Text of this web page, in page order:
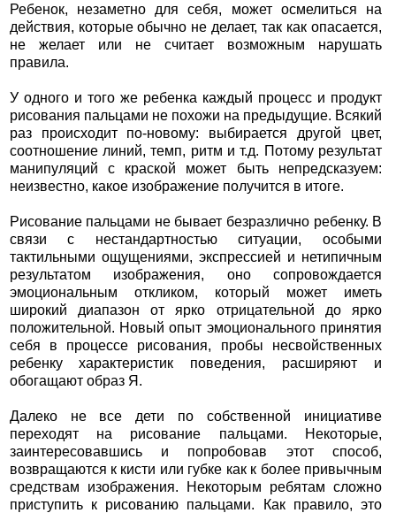
Ребенок, незаметно для себя, может осмелиться на
действия, которые обычно не делает, так как опасается,
не желает или не считает возможным нарушать
правила.
У одного и того же ребенка каждый процесс и продукт
рисования пальцами не похожи на предыдущие. Всякий
раз происходит по-новому: выбирается другой цвет,
соотношение линий, темп, ритм и т.д. Потому результат
манипуляций с краской может быть непредсказуем:
неизвестно, какое изображение получится в итоге.
Рисование пальцами не бывает безразлично ребенку. В
связи с нестандартностью ситуации, особыми
тактильными ощущениями, экспрессией и нетипичным
результатом изображения, оно сопровождается
эмоциональным откликом, который может иметь
широкий диапазон от ярко отрицательной до ярко
положительной. Новый опыт эмоционального принятия
себя в процессе рисования, пробы несвойственных
ребенку характеристик поведения, расширяют и
обогащают образ Я.
Далеко не все дети по собственной инициативе
переходят на рисование пальцами. Некоторые,
заинтересовавшись и попробовав этот способ,
возвращаются к кисти или губке как к более привычным
средствам изображения. Некоторым ребятам сложно
приступить к рисованию пальцами. Как правило, это